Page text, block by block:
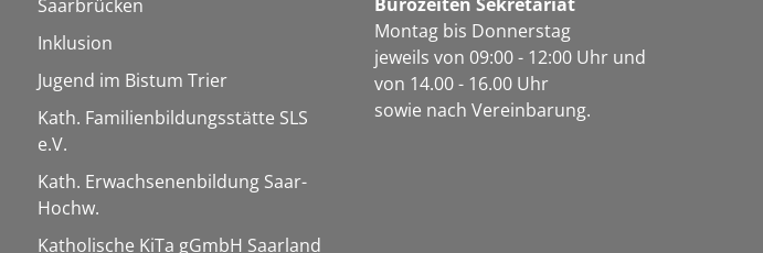
Saarbrücken
Inklusion
Jugend im Bistum Trier
Kath. Familienbildungsstätte SLS
e.V.
Kath. Erwachsenenbildung Saar-
Hochw.
Katholische KiTa gGmbH Saarland
Montag bis Donnerstag
jeweils von 09:00 - 12:00 Uhr und
von 14.00 - 16.00 Uhr
sowie nach Vereinbarung.